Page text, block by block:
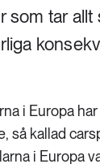
som tar allt
i Europa
så kallad
i Europa